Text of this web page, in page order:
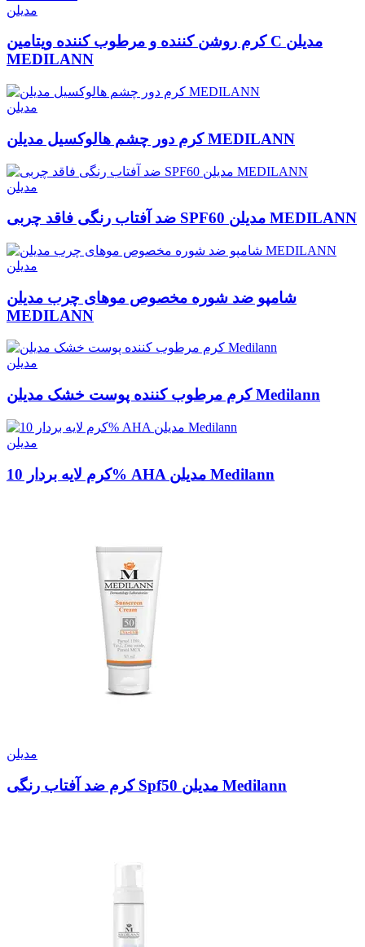
مدیلن
کرم روشن کننده و مرطوب کننده ویتامین C مدیلن
MEDILANN
مدیلن
کرم دور چشم هالوکسیل مدیلن MEDILANN
مدیلن
ضد آفتاب رنگی فاقد چربی SPF60 مدیلن MEDILANN
مدیلن
شامپو ضد شوره مخصوص موهای چرب مدیلن
MEDILANN
مدیلن
کرم مرطوب کننده پوست خشک مدیلن Medilann
مدیلن
کرم لایه بردار 10% AHA مدیلن Medilann
مدیلن
کرم ضد آفتاب رنگی Spf50 مدیلن Medilann